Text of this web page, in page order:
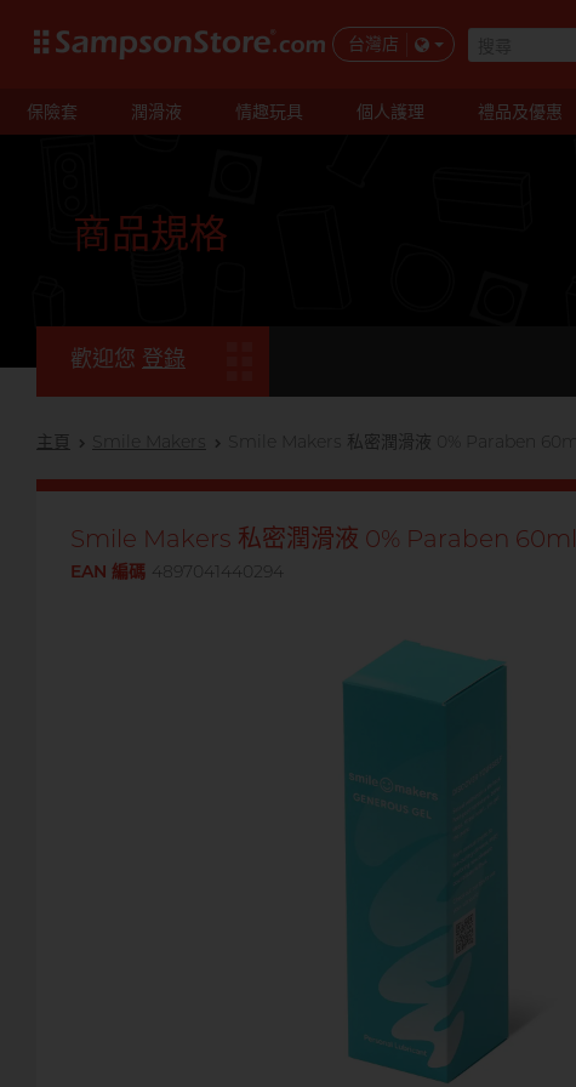
台灣店
保險套 潤滑液 情趣玩具 個人護理 禮品及優惠
商品規格
歡迎您 登錄
主頁 Smile Makers Smile Makers 私密潤滑液 0% Paraben 60ml
Smile Makers 私密潤滑液 0% Paraben 60ml
EAN 編碼 4897041440294